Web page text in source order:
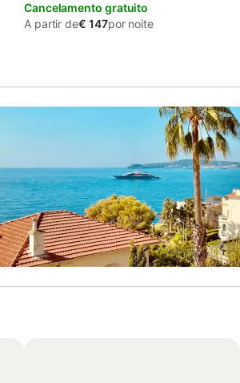
Cancelamento gratuito
A partir de€ 147por noite